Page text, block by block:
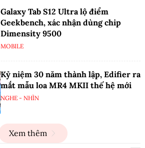
Galaxy Tab S12 Ultra lộ điểm
Geekbench, xác nhận dùng chip
Dimensity 9500
MOBILE
Kỷ niệm 30 năm thành lập, Edifier ra
mắt mẫu loa MR4 MKII thế hệ mới
NGHE - NHÌN
Xem thêm